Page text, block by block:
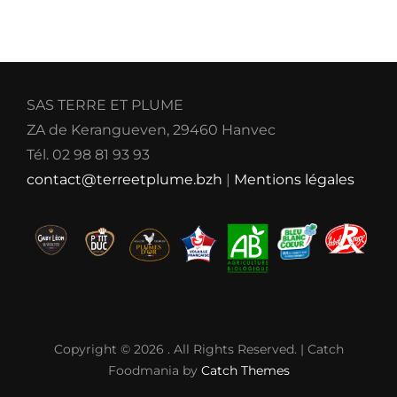
SAS TERRE ET PLUME
ZA de Kerangueven, 29460 Hanvec
Tél. 02 98 81 93 93
contact@terreetplume.bzh | Mentions légales
Copyright © 2026 . All Rights Reserved. | Catch
Foodmania by Catch Themes